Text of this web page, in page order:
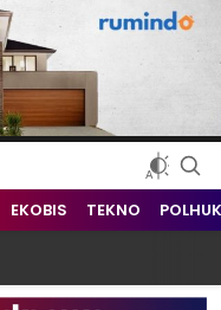
dari Indonesia dan Dunia
EKOBIS TEKNO